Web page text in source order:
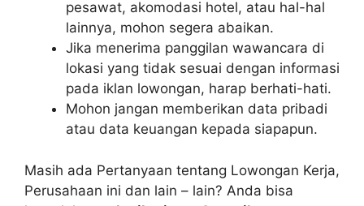
pesawat, akomodasi hotel, atau hal-hal
lainnya, mohon segera abaikan.
Jika menerima panggilan wawancara di
lokasi yang tidak sesuai dengan informasi
pada iklan lowongan, harap berhati-hati.
Mohon jangan memberikan data pribadi
atau data keuangan kepada siapapun.
Masih ada Pertanyaan tentang Lowongan Kerja,
Perusahaan ini dan lain – lain? Anda bisa